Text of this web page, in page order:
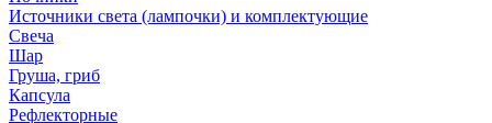
Источники света (лампочки) и комплектующие
Свеча
Шар
Груша, гриб
Капсула
Рефлекторные